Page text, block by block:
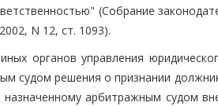
(Собрание
N 12, ст. 1093).
органов управления
судом решения о признании
назначенному арбитражным судом